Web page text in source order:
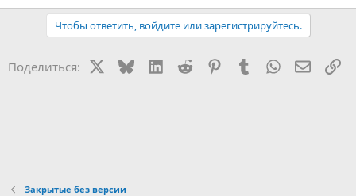
Чтобы ответить, войдите или зарегистрируйтесь.
Поделиться: BlueskyLinkedIn
Reddit PinterestTumblr WhatsApp
Закрытые без версии